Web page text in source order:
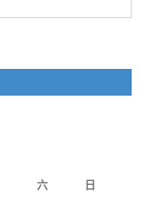
六 日